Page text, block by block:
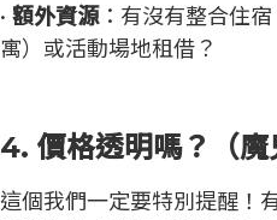
• 額外資源：有沒有整合住
寓）或活動場地租借？
4. 價格透明嗎？（魔
這個我們一定要特別提醒！